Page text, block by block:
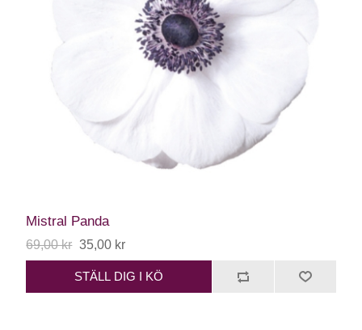
Mistral Panda
69,00 kr 35,00 kr
STÄLL DIG I KÖ